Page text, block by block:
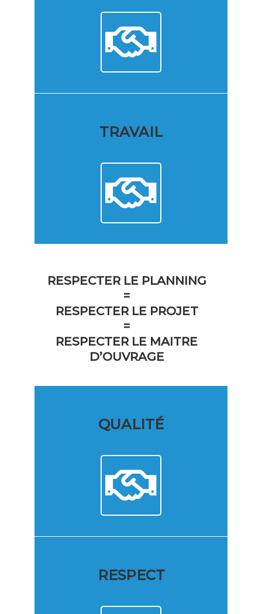
TRAVAIL
RESPECTER LE PLANNING
=
RESPECTER LE PROJET
=
RESPECTER LE MAITRE
D’OUVRAGE
QUALITÉ
RESPECT